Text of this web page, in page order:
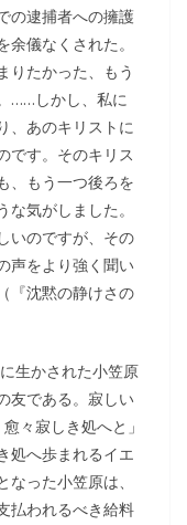
の逮捕者への擁護
儀なくされた。
りたかった、もう
……しかし、私に
、あのキリストに
です。そのキリス
、もう一つ後ろを
気がしました。
いのですが、その
声をより強く聞い
『沈黙の静けさの
生かされた小笠原
友である。寂しい
々寂しき処へと」
処へ歩まれるイエ
った小笠原は、
払われるべき給料